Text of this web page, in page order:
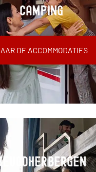
Camping
DE ACCOMMODATIES